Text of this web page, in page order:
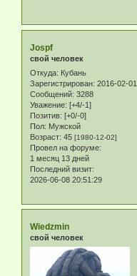
Jospf
свой человек
Откуда: Кубань
Зарегистрирован: 2016-02-01
Сообщений: 3288
Уважение: [+4/-1]
Позитив: [+0/-0]
Пол: Мужской
Возраст: 45 [1980-12-02]
Провел на форуме:
1 месяц 13 дней
Последний визит:
2026-06-08 20:51:29
Wiedzmin
свой человек